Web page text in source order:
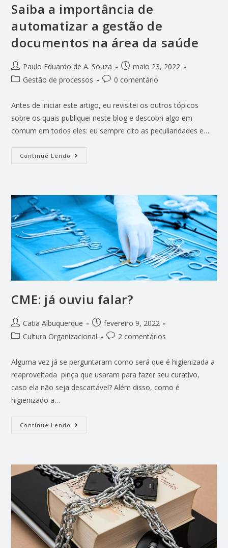
Saiba a importância de
automatizar a gestão de
documentos na área da saúde
Paulo Eduardo de A. Souza
maio 23, 2022
Gestão de processos
0 comentário
Antes de iniciar este artigo, eu revisitei os outros tópicos
sobre os quais publiquei neste blog e descobri algo em
comum em todos eles: eu sempre cito as peculiaridades e…
Continue Lendo
CME: já ouviu falar?
Catia Albuquerque
fevereiro 9, 2022
Cultura Organizacional
2 comentários
Alguma vez já se perguntaram como será que é higienizada a
reaproveitada pinça que usaram para fazer seu curativo,
caso ela não seja descartável? Além disso, como é
higienizado a…
Continue Lendo